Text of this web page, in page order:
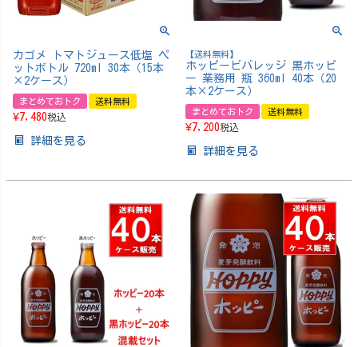
カゴメ トマトジュース低塩 ペ
ットボトル 720ml 30本（15本
×2ケース）
まとめておトク 送料無料
¥7,480税込
詳細を見る
【送料無料】
ホッピービバレッジ 黒ホッピ
ー 業務用 瓶 360ml 40本（20
本×2ケース）
まとめておトク 送料無料
¥7,200税込
詳細を見る